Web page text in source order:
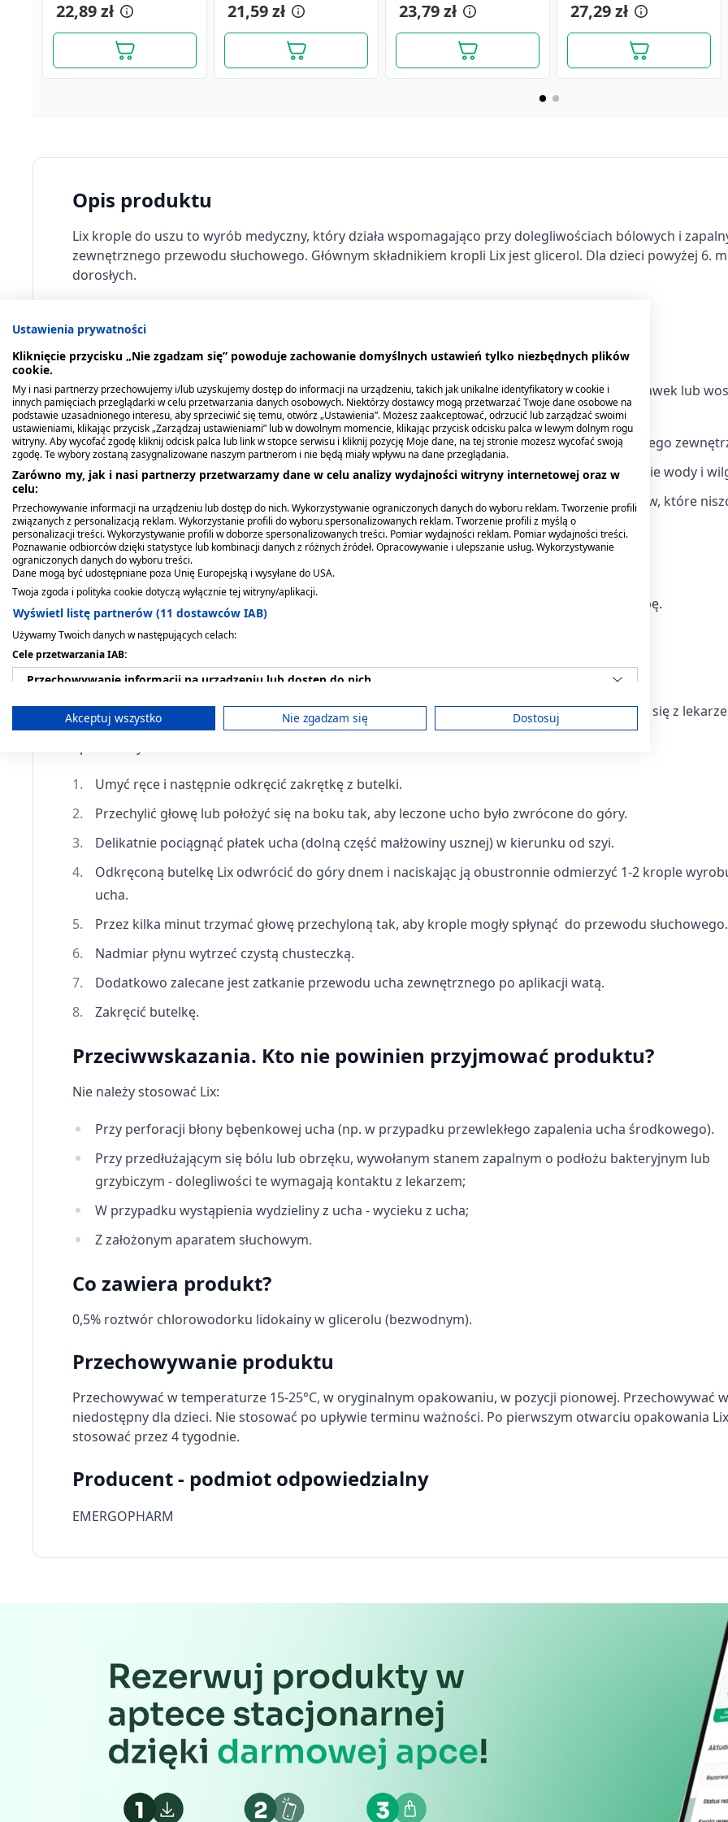
22,89 zł 21,59 zł 23,79 zł 27,29 zł
29,69 zł 27,29 zł 26,89 zł 20,89 zł
Opis produktu
Lix krople do uszu to wyrób medyczny, który działa wspomagająco przy dolegliwościach bólowych i
zewnętrznego przewodu słuchowego. Głównym składnikiem kropli Lix jest glicerol. Dla dzieci powyżej 6.
dorosłych.
Kiedy stosować produkt?
Krople do uszu Lixdziałają wspomagająco przy:
Dolegliwościach, którym towarzyszy ból spowodowanych długotrwałym noszeniem słuchawek lub
która zatyka przewód słuchowy zewnętrzny;
Stanach zapalanych objawiających się obrzękiem, bólem i swędzeniem przewodu słuchowego
Dolegliwościach, którym towarzyszy ból spowodowanych regularną ekspozycją na działanie wody i
Dolegliwościach, którym towarzyszy ból spowodowany częstym stosowaniem detergentów, które
naturalną błonę osłaniająca przewód słuchowy zewnętrzny, np. szampony, mydła, żele).
Dawkowanie
Dorośli i dzieci powyżej 12 roku życia: 2 krople do każdego ucha maksymalnie trzy razy na dobę.
Dzieci od 6 miesiąca życia: 2 krople do każdego ucha maksymalnie trzy razy na dobę.
W przypadku stosowania u dzieci, konieczne jest zabezpieczenie ucha watą.
Jeśli po upływie 3 dni nie dojdzie do poprawy lub pacjent czuje się gorzej, należy skonsultować się z
Umyć ręce i następnie odkręcić zakrętkę z butelki.
Przechylić głowę lub położyć się na boku tak, aby leczone ucho było zwrócone do góry.
Delikatnie pociągnąć płatek ucha (dolną część małżowiny usznej) w kierunku od szyi.
Odkręconą butelkę Lix odwrócić do góry dnem i naciskając ją obustronnie odmierzyć 1-2 krople
ucha.
Przez kilka minut trzymać głowę przechyloną tak, aby krople mogły spłynąć do przewodu słuchowego.
Nadmiar płynu wytrzeć czystą chusteczką.
Dodatkowo zalecane jest zatkanie przewodu ucha zewnętrznego po aplikacji watą.
Zakręcić butelkę.
Przeciwwskazania. Kto nie powinien przyjmować produktu?
Nie należy stosować Lix:
Przy perforacji błony bębenkowej ucha (np. w przypadku przewlekłego zapalenia ucha środkowego).
Przy przedłużającym się bólu lub obrzęku, wywołanym stanem zapalnym o podłożu bakteryjnym lub
grzybiczym - dolegliwości te wymagają kontaktu z lekarzem;
W przypadku wystąpienia wydzieliny z ucha - wycieku z ucha;
Z założonym aparatem słuchowym.
Co zawiera produkt?
0,5% roztwór chlorowodorku lidokainy w glicerolu (bezwodnym).
Przechowywanie produktu
Przechowywać w temperaturze 15-25°C, w oryginalnym opakowaniu, w pozycji pionowej. Przechowywać
niedostępny dla dzieci. Nie stosować po upływie terminu ważności. Po pierwszym otwarciu opakowania
stosować przez 4 tygodnie.
Producent - podmiot odpowiedzialny
EMERGOPHARM
Ustawienia prywatności
Kliknięcie przycisku „Nie zgadzam się” powoduje zachowanie domyślnych ustawień tylko niezbędnych plików
cookie.
My i nasi partnerzy przechowujemy i/lub uzyskujemy dostęp do informacji na urządzeniu, takich jak unikalne identyfikatory w cookie i
innych pamięciach przeglądarki w celu przetwarzania danych osobowych. Niektórzy dostawcy mogą przetwarzać Twoje dane osobowe na
podstawie uzasadnionego interesu, aby sprzeciwić się temu, otwórz „Ustawienia”. Możesz zaakceptować, odrzucić lub zarządzać swoimi
ustawieniami, klikając przycisk „Zarządzaj ustawieniami” lub w dowolnym momencie, klikając przycisk odcisku palca w lewym dolnym rogu
witryny. Aby wycofać zgodę kliknij odcisk palca lub link w stopce serwisu i kliknij pozycję Moje dane, na tej stronie możesz wycofać swoją
zgodę. Te wybory zostaną zasygnalizowane naszym partnerom i nie będą miały wpływu na dane przeglądania.
Zarówno my, jak i nasi partnerzy przetwarzamy dane w celu analizy wydajności witryny internetowej oraz w
celu:
Przechowywanie informacji na urządzeniu lub dostęp do nich. Wykorzystywanie ograniczonych danych do wyboru reklam. Tworzenie profili
związanych z personalizacją reklam. Wykorzystanie profili do wyboru spersonalizowanych reklam. Tworzenie profili z myślą o
personalizacji treści. Wykorzystywanie profili w doborze spersonalizowanych treści. Pomiar wydajności reklam. Pomiar wydajności treści.
Poznawanie odbiorców dzięki statystyce lub kombinacji danych z różnych źródeł. Opracowywanie i ulepszanie usług. Wykorzystywanie
ograniczonych danych do wyboru treści.
Dane mogą być udostępniane poza Unię Europejską i wysyłane do USA.
Twoja zgoda i polityka cookie dotyczą wyłącznie tej witryny/aplikacji.
Wyświetl listę partnerów (11 dostawców IAB)
Używamy Twoich danych w następujących celach:
Cele przetwarzania IAB:
Przechowywanie informacji na urządzeniu lub dostęp do nich
Wykorzystywanie ograniczonych danych do wyboru reklam
Wykorzystanie profili do wyboru spersonalizowanych reklam
Tworzenie profili w celu personalizacji treści
Wykorzystywanie profili w celu doboru spersonalizowanych treści
Pomiar efektywności reklam
Rozumienie odbiorców dzięki statystyce lub kombinacji danych z różnych źródeł
Rozwój i ulepszanie usług
Wykorzystywanie ograniczonych danych do wyboru treści
Użycie dokładnych danych geolokalizacyjnych
Identyfikowanie urządzeń na podstawie aktywnie żądanych informacji
Cele przetwarzania inne niż IAB:
Wydajność (Performance)
Reklama / śledzenie
Akceptuj wszystko Nie zgadzam się Dostosuj